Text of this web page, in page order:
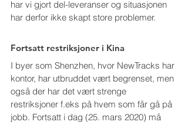
har vi gjort del-leveranser og situasjonen
har derfor ikke skapt store problemer.
Fortsatt restriksjoner i Kina
I byer som Shenzhen, hvor NewTracks har
kontor, har utbruddet vært begrenset, men
også der har det vært strenge
restriksjoner f.eks på hvem som får gå på
jobb. Fortsatt i dag (25. mars 2020) må